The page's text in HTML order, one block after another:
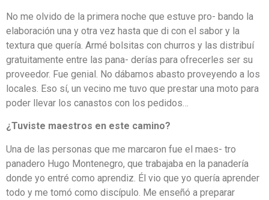
No me olvido de la primera noche que estuve pro- bando la
elaboración una y otra vez hasta que di con el sabor y la
textura que quería. Armé bolsitas con churros y las distribuí
gratuitamente entre las pana- derías para ofrecerles ser su
proveedor. Fue genial. No dábamos abasto proveyendo a los
locales. Eso sí, un vecino me tuvo que prestar una moto para
poder llevar los canastos con los pedidos…
¿Tuviste maestros en este camino?
Una de las personas que me marcaron fue el maes- tro
panadero Hugo Montenegro, que trabajaba en la panadería
donde yo entré como aprendiz. Él vio que yo quería aprender
todo y me tomó como discípulo. Me enseñó a preparar